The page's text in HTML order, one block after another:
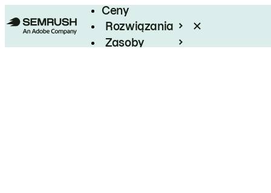
Ceny
Rozwiązania
Zasoby